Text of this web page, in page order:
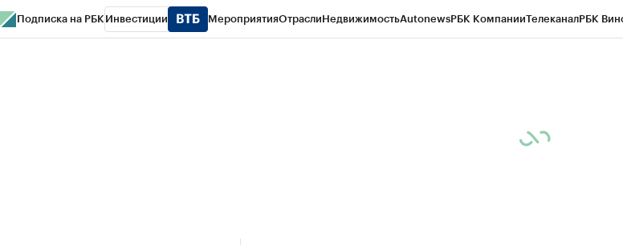
Подписка на РБК Инвестиции МероприятияОтраслиНедвижимостьAutonewsРБК КомпанииТелеканалРБК